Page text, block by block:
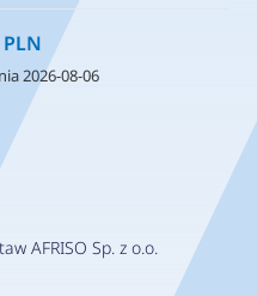
AFRISO Sp. z o.o.
2026-08-06